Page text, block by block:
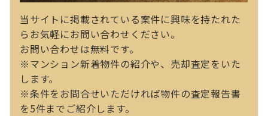
当サイトに掲載されている案件に興味を持たれた
らお気軽にお問い合わせください。
お問い合わせは無料です。
※マンション新着物件の紹介や、売却査定をいた
します。
※条件をお問合せいただければ物件の査定報告書
を5件までご紹介します。